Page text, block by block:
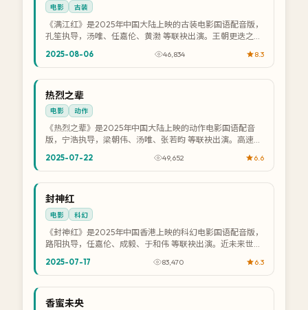
电影 古装
《满江红》是2025年中国大陆上映的古装电影国语配音版，
孔笙执导，汤唯、任嘉伦、黄渤 等联袂出演。王朝更迭之
2025-08-06 46,834 8.3
中国
热烈之辈
电影 动作
《热烈之辈》是2025年中国大陆上映的动作电影国语配音
版，宁浩执导，梁朝伟、汤唯、张若昀 等联袂出演。高速追
2025-07-22 49,652 6.6
中国
封神红
电影 科幻
《封神红》是2025年中国香港上映的科幻电影国语配音版，
路阳执导，任嘉伦、成毅、于和伟 等联袂出演。近未来世界
2025-07-17 83,470 6.3
中国
香蜜未央